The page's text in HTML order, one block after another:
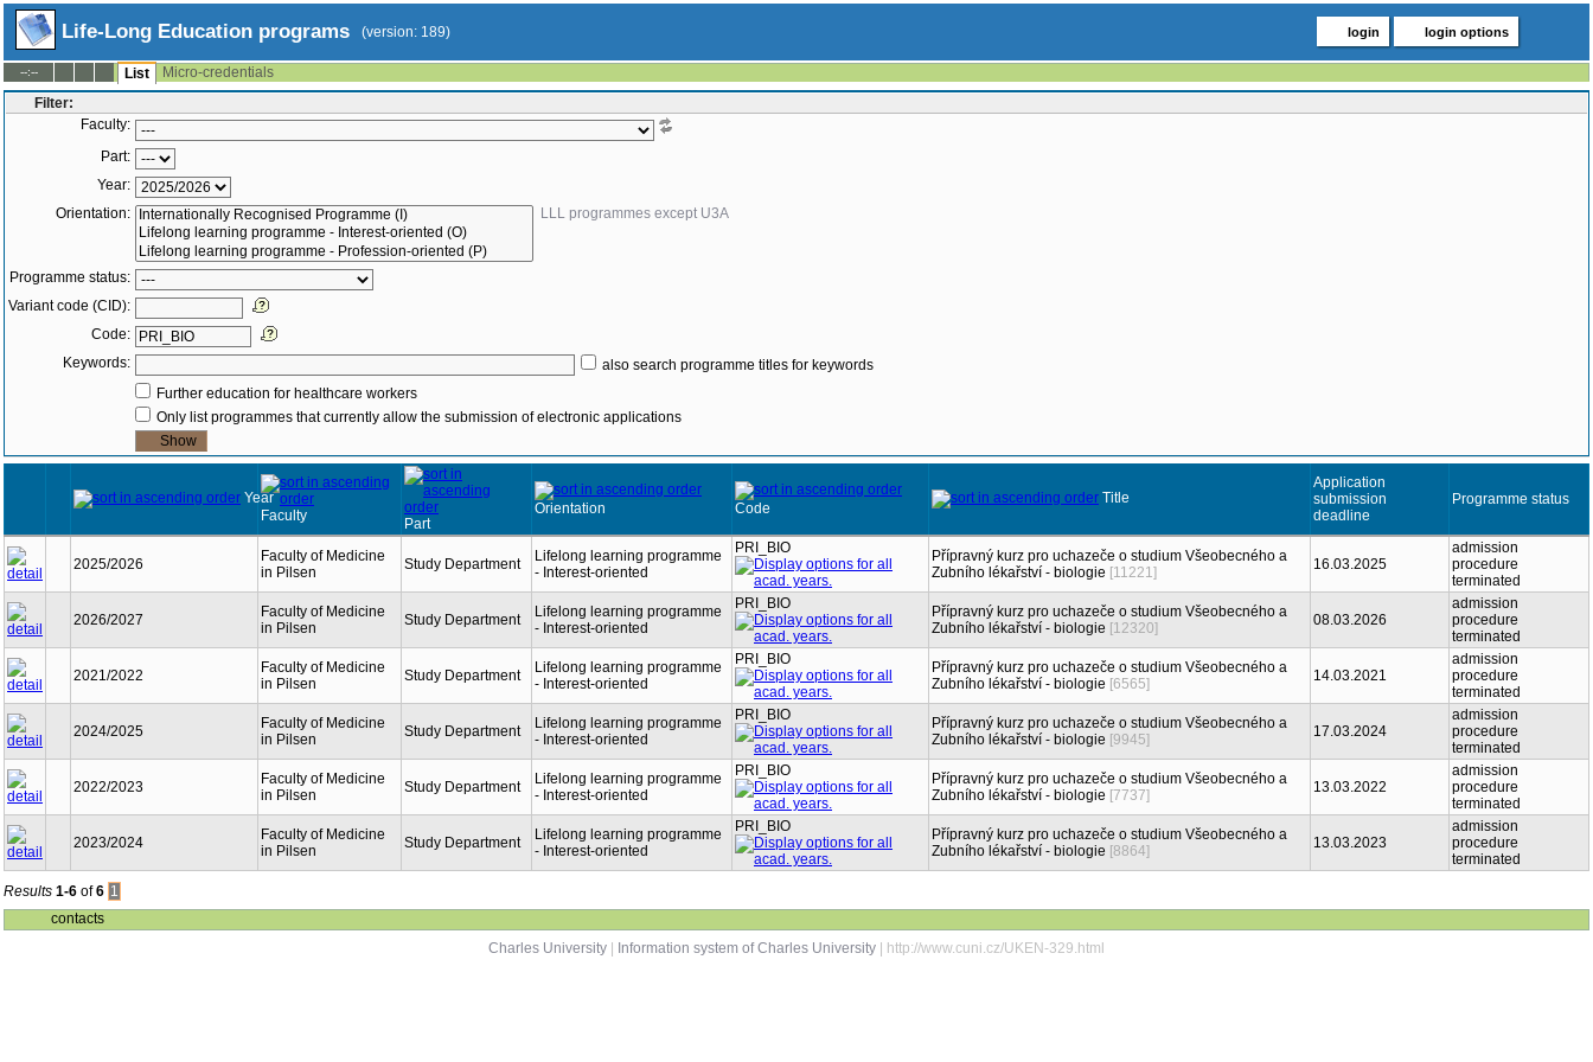
Life-Long Education programs (version: 189) login login options
--:-- List
Micro-credentials
Filter:
Faculty:
Part:
Year:
Orientation:
LLL programmes except U3A
Programme status:
Variant code (CID):
Code:
Keywords:
also search programme titles for keywords
Further education for healthcare workers
Only list programmes that currently allow the submission of electronic applications
Year
Faculty
Part
Orientation Code
Title
Application
submission
deadline
Programme status
2025/2026
Faculty of Medicine
in Pilsen
Study Department
Lifelong learning programme
- Interest-oriented
PRI_BIO
Přípravný kurz pro uchazeče o studium Všeobecného a
Zubního lékařství - biologie [11221] 16.03.2025
admission
procedure
terminated
2026/2027
Faculty of Medicine
in Pilsen
Study Department
Lifelong learning programme
- Interest-oriented
PRI_BIO
Přípravný kurz pro uchazeče o studium Všeobecného a
Zubního lékařství - biologie [12320] 08.03.2026
admission
procedure
terminated
2021/2022
Faculty of Medicine
in Pilsen
Study Department
Lifelong learning programme
- Interest-oriented
PRI_BIO
Přípravný kurz pro uchazeče o studium Všeobecného a
Zubního lékařství - biologie [6565] 14.03.2021
admission
procedure
terminated
2024/2025
Faculty of Medicine
in Pilsen
Study Department
Lifelong learning programme
- Interest-oriented
PRI_BIO
Přípravný kurz pro uchazeče o studium Všeobecného a
Zubního lékařství - biologie [9945] 17.03.2024
admission
procedure
terminated
2022/2023
Faculty of Medicine
in Pilsen
Study Department
Lifelong learning programme
- Interest-oriented
PRI_BIO
Přípravný kurz pro uchazeče o studium Všeobecného a
Zubního lékařství - biologie [7737] 13.03.2022
admission
procedure
terminated
2023/2024
Faculty of Medicine
in Pilsen
Study Department
Lifelong learning programme
- Interest-oriented
PRI_BIO
Přípravný kurz pro uchazeče o studium Všeobecného a
Zubního lékařství - biologie [8864] 13.03.2023
admission
procedure
terminated
Results 1-6 of6 1
contacts
Charles University
Information system of Charles University | http://www.cuni.cz/UKEN-329.html